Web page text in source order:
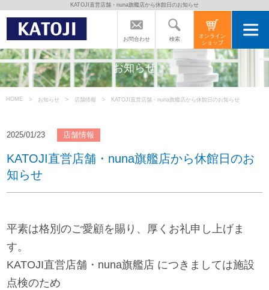
トップページ
カトージの商品
カトージについて
お問合わせ 検索
オンライン
ショップ
KATOJI直営店舗・nuna旗艦店から休館日のお知らせ
お知らせ
HOME お知らせ 店舗情報 KATOJI直営店舗・nuna旗艦店から休館日のお知らせ
2025/01/23 店舗情報
KATOJI直営店舗・nuna旗艦店から休館日のお
知らせ
平素は格別のご愛顧を賜り、厚くお礼申し上げま
す。
KATOJI直営店舗・nuna旗艦店 につきましては施設
点検のため